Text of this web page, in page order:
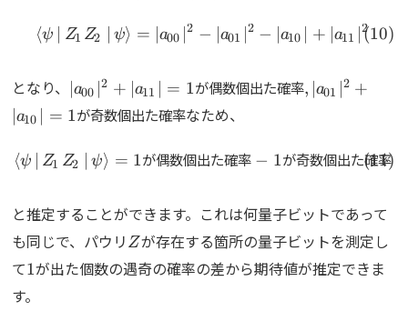
\begin{align}
⟨ψ Z1 Z2 ψ⟩ = ∣a00 ∣2 − a01
2 − ∣a10 + a11
2
となり、 |a_{00}|^2+|a_{11}|=1が
偶数個出た確
率,|a_{01}|^2+|a_{10}|=1
∣a00 ∣2 + ∣a11 ∣ = 1が偶数個出た確率, ∣a01 ∣2 +
∣a10 ∣ = 1が奇数個出た確率なため、
\begin{align}
⟨ψ Z1 Z2 ψ⟩ = 1が偶数個出た確率 − 1が奇数個出た確率
と推定することができます。これは何量子ビットであって
も同じで、パウリ Z
Zが存在する箇所の量子ビットを測定し
て1
1が出た個数の遇奇の確率の差から期待値が推定できま
す。